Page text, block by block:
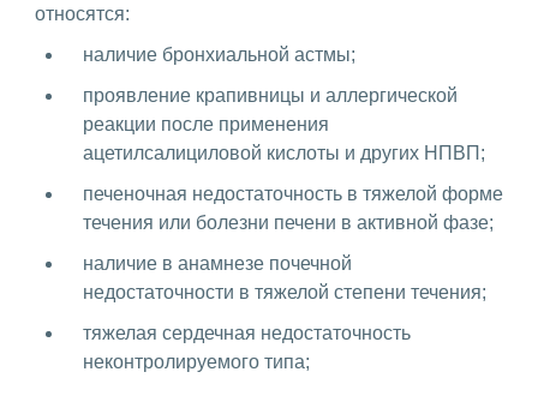
относятся:
наличие бронхиальной астмы;
проявление крапивницы и аллергической
реакции после применения
ацетилсалициловой кислоты и других НПВП;
печеночная недостаточность в тяжелой форме
течения или болезни печени в активной фазе;
наличие в анамнезе почечной
недостаточности в тяжелой степени течения;
тяжелая сердечная недостаточность
неконтролируемого типа;